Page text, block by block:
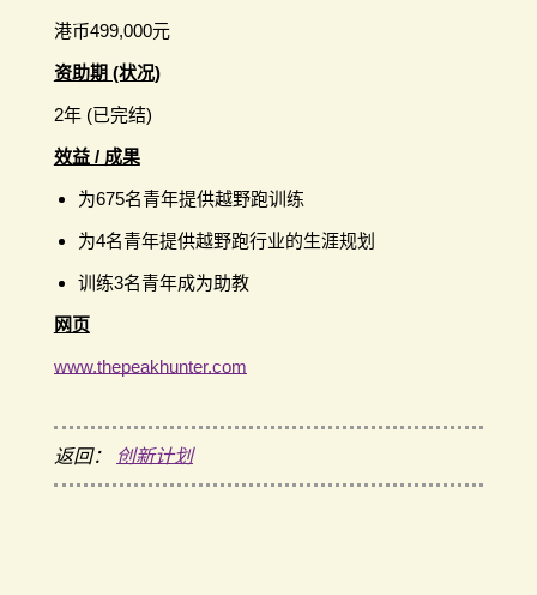
港币499,000元
资助期 (状况)
2年 (已完结)
效益 / 成果
为675名青年提供越野跑训练
为4名青年提供越野跑行业的生涯规划
训练3名青年成为助教
网页
www.thepeakhunter.com
返回： 创新计划